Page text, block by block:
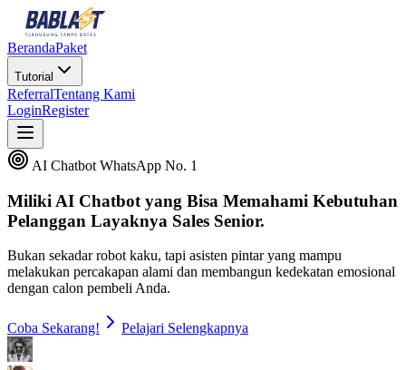
BerandaPaket
Tutorial
ReferralTentang Kami
LoginRegister
AI Chatbot WhatsApp No. 1
Miliki AI Chatbot yang Bisa Memahami Kebutuhan
Pelanggan Layaknya Sales Senior.
Bukan sekadar robot kaku, tapi asisten pintar yang mampu
melakukan percakapan alami dan membangun kedekatan emosional
dengan calon pembeli Anda.
Coba Sekarang! Pelajari Selengkapnya